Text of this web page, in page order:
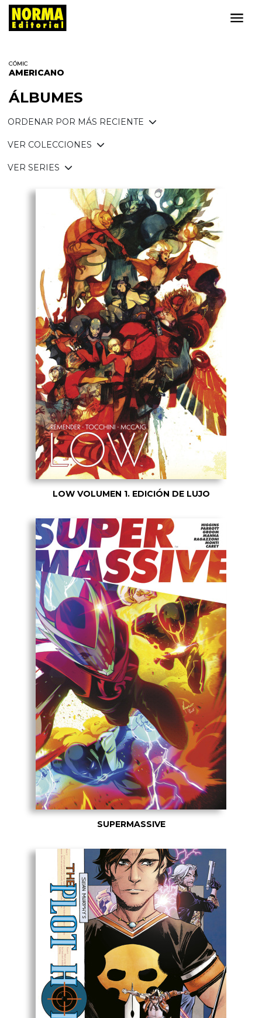
CÓMIC
AMERICANO
ÁLBUMES
ORDENAR POR MÁS RECIENTE
VER COLECCIONES
VER SERIES
LOW VOLUMEN 1. EDICIÓN DE LUJO
SUPERMASSIVE